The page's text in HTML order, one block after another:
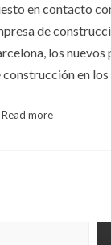
en contacto
de
los nuevos
construcción en los
Read more